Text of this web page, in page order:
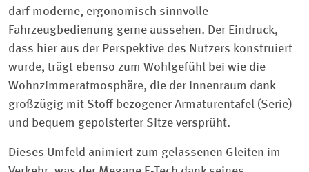
darf moderne, ergonomisch sinnvolle
Fahrzeugbedienung gerne aussehen. Der Eindruck,
dass hier aus der Perspektive des Nutzers konstruiert
wurde, trägt ebenso zum Wohlgefühl bei wie die
Wohnzimmeratmosphäre, die der Innenraum dank
großzügig mit Stoff bezogener Armaturentafel (Serie)
und bequem gepolsterter Sitze versprüht.
Dieses Umfeld animiert zum gelassenen Gleiten im